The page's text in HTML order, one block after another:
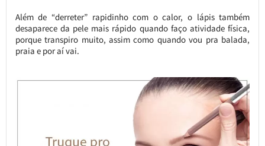
Além de “derreter” rapidinho com o calor, o lápis também
desaparece da pele mais rápido quando faço atividade física,
porque transpiro muito, assim como quando vou pra balada,
praia e por aí vai.